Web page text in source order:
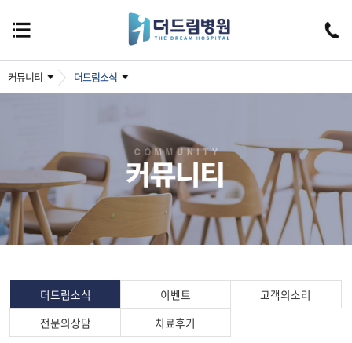
커뮤니티 더드림소식
더드림소식 이벤트
고객의소리
전문의상담
치료후기